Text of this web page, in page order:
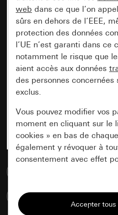
web dans ce que l’on
sûrs en dehors de l’EEE,
protection des données
l’UE n’est garanti dans ce
notamment le risque que
aient accès aux données
des personnes
exclus.
Vous pouvez modifier vos
moment en cliquant sur le
cookies » en bas de
également y révoquer à
consentement avec effet
Tous les cookies dont